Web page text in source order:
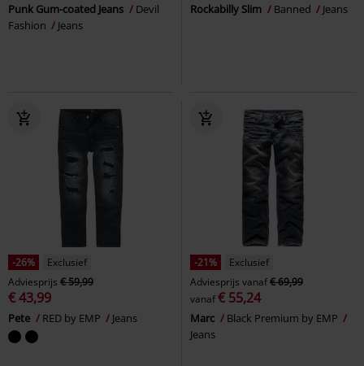
Punk Gum-coated Jeans
Devil
Fashion
Jeans
Rockabilly Slim Banned Jeans
-26%
Exclusief
Adviesprijs € 59,99
€ 43,99
Pete RED by EMP Jeans
-21%
Exclusief
Adviesprijs vanaf€ 69,99
vanaf€ 55,24
Marc
Black Premium by EMP
Jeans